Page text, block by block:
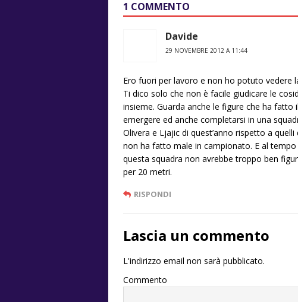
1 COMMENTO
Davide
29 NOVEMBRE 2012 A 11:44
Ero fuori per lavoro e non ho potuto vedere
Ti dico solo che non è facile giudicare le
insieme. Guarda anche le figure che ha
emergere ed anche completarsi in una
Olivera e Ljajic di quest’anno rispetto a
non ha fatto male in campionato. E al
questa squadra non avrebbe troppo ben
per 20 metri.
RISPONDI
Lascia un commento
L'indirizzo email non sarà pubblicato.
Commento